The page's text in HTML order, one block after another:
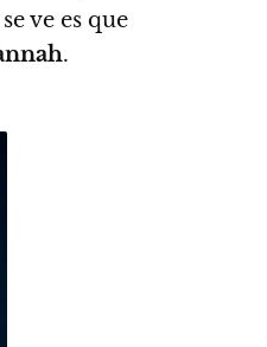
ve es que
.